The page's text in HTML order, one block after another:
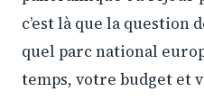
c’est là que la question
quel parc national
temps, votre budget et